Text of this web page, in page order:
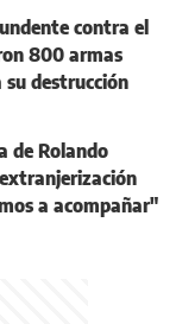
contra el
800 armas
su destrucción
de Rolando
a acompañar"